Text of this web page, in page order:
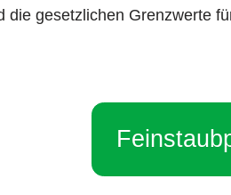
die gesetzlichen Grenzwerte